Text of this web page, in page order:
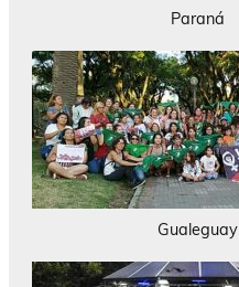
Paraná
Gualeguay